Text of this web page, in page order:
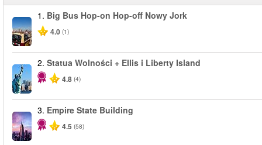
1. Big Bus Hop-on Hop-off Nowy Jork
4.0 (1)
2. Statua Wolności + Ellis i Liberty Island
4.8 (4)
3. Empire State Building
4.5 (58)